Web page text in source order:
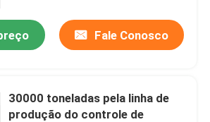
Fale Conosco
30000 toneladas pela linha de
produção do controle de